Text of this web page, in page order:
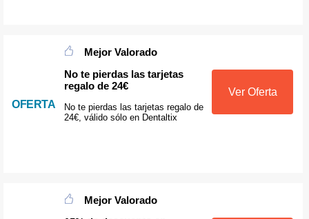
OFERTA
Mejor Valorado
No te pierdas las tarjetas
regalo de 24€
No te pierdas las tarjetas regalo de
24€, válido sólo en Dentaltix
Ver Oferta
Mejor Valorado